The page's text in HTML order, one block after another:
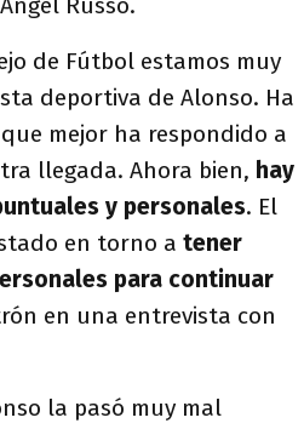
de Fútbol estamos muy
deportiva de Alonso. Ha
mejor ha respondido a
llegada. Ahora bien, hay
y personales. El
en torno a tener
para continuar
en una entrevista con
la pasó muy mal